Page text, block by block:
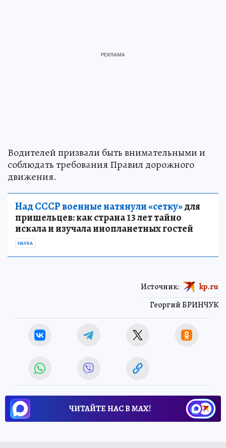
Водителей призвали быть внимательными и
соблюдать требования Правил дорожного
движения.
Над СССР военные натянули «сетку»для
пришельцев: как страна 13 лет тайно
искала и изучала инопланетных гостей
НАУКА
Георгий БРИНЧУК
Источник: kp.ru
ЧИТАЙТЕ НАС В МАХ!